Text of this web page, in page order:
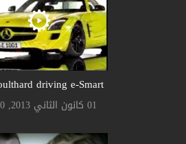
driving e-Smart
01 كانون الثاني 2013, 12:00 ص